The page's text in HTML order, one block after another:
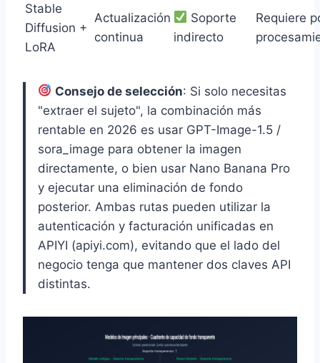
Stable
Diffusion +
LoRA
Actualización
continua
Soporte
indirecto
Requiere
Consejo de selección: Si solo necesitas
"extraer el sujeto", la combinación más
rentable en 2026 es usar GPT-Image-1.5 /
sora_image para obtener la imagen
directamente, o bien usar Nano Banana Pro
y ejecutar una eliminación de fondo
posterior. Ambas rutas pueden utilizar la
autenticación y facturación unificadas en
APIYI (apiyi.com), evitando que el lado del
negocio tenga que mantener dos claves API
distintas.